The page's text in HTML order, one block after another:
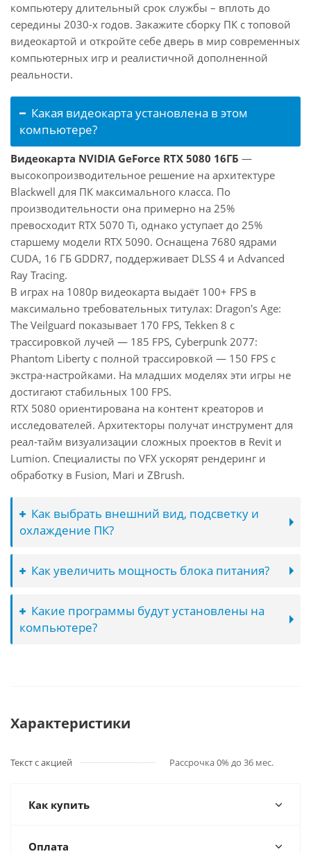
компьютеру длительный срок службы – вплоть до
середины 2030-х годов. Закажите сборку ПК с топовой
видеокартой и откройте себе дверь в мир современных
компьютерных игр и реалистичной дополненной
реальности.
Какая видеокарта установлена в этом
компьютере?
Видеокарта NVIDIA GeForce RTX 5080 16ГБ —
высокопроизводительное решение на архитектуре
Blackwell для ПК максимального класса. По
производительности она примерно на 25%
превосходит RTX 5070 Ti, однако уступает до 25%
старшему модели RTX 5090. Оснащена 7680 ядрами
CUDA, 16 ГБ GDDR7, поддерживает DLSS 4 и Advanced
Ray Tracing.
В играх на 1080p видеокарта выдаёт 100+ FPS в
максимально требовательных титулах: Dragon's Age:
The Veilguard показывает 170 FPS, Tekken 8 с
трассировкой лучей — 185 FPS, Cyberpunk 2077:
Phantom Liberty с полной трассировкой — 150 FPS с
экстра-настройками. На младших моделях эти игры не
достигают стабильных 100 FPS.
RTX 5080 ориентирована на контент креаторов и
исследователей. Архитекторы получат инструмент для
реал-тайм визуализации сложных проектов в Revit и
Lumion. Специалисты по VFX ускорят рендеринг и
обработку в Fusion, Mari и ZBrush.
Как выбрать внешний вид, подсветку и
охлаждение ПК?
Как увеличить мощность блока питания?
Какие программы будут установлены на
компьютере?
Характеристики
Текст с акцией Рассрочка 0% до 36 мес.
Как купить
Оплата